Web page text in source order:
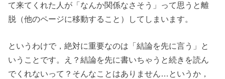
て来てくれた人が「なんか関係なさそう」って思うと離
脱（他のページに移動すること）してしまいます。
というわけで，絶対に重要なのは「結論を先に言う」と
いうことです。え？結論を先に書いちゃうと続きを読ん
でくれないって？そんなことはありません…というか，